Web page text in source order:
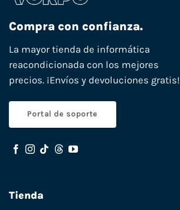
Compra con confianza.
La mayor tienda de informática
reacondicionada con los mejores
precios. ¡Envíos y devoluciones gratis!
Portal de soporte
Tienda